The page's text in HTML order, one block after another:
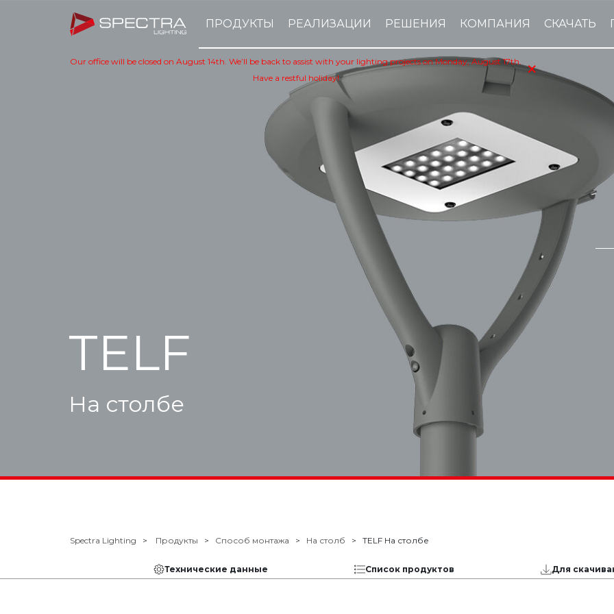
ПРОДУКТЫ РЕАЛИЗАЦИИ РЕШЕНИЯ КОМПАНИЯ СКАЧАТЬ
Our office will be closed on August 14th. We’ll be back to assist with your lighting projects on Monday, August 17th.
Have a restful holiday!
×
TELF
На столбе
Spectra Lighting Продукты Способ монтажа На столб TELF На столбе
Технические данные Список продуктов Для